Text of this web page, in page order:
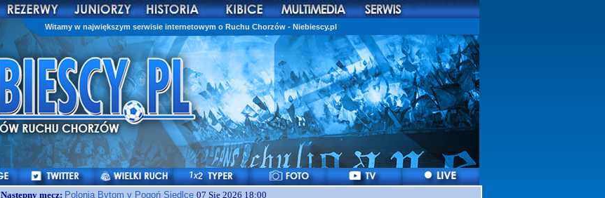
Witamy w największym serwisie internetowym o Ruchu Chorzów - Niebiescy.pl
Następny mecz: Polonia Bytom v Pogoń Siedlce 07 Sie 2026 18:00